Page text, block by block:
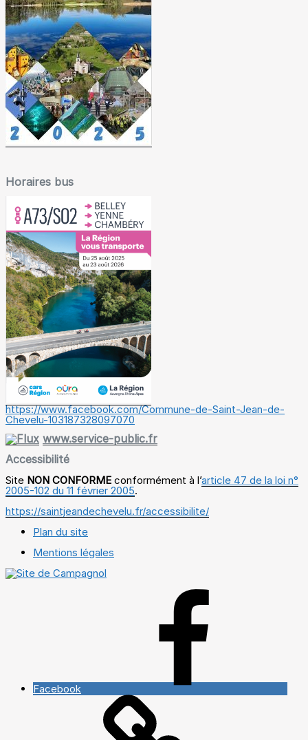
Horaires bus
https://www.facebook.com/Commune-de-Saint-Jean-de-
Chevelu-103187328097070
www.service-public.fr
Accessibilité
Site NON CONFORME conformément à l’article 47 de la loi n°
2005-102 du 11 février 2005.
https://saintjeandechevelu.fr/accessibilite/
Plan du site
Mentions légales
Facebook